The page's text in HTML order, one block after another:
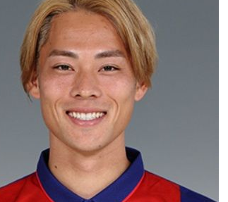
サッカー日本代表・森保一監督...
もっと見る